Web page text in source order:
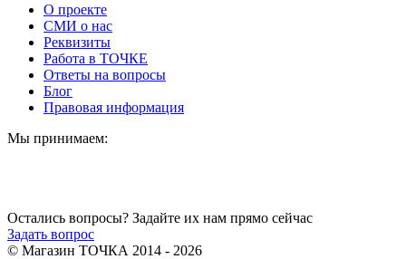
О проекте
СМИ о нас
Реквизиты
Работа в ТОЧКЕ
Ответы на вопросы
Блог
Правовая информация
Мы принимаем:
Остались вопросы? Задайте их нам прямо сейчас
Задать вопрос
© Магазин ТОЧКА 2014 - 2026